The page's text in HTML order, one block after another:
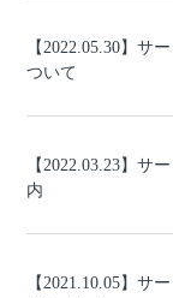
【2022.05.30】サ
ついて
【2022.03.23】サ
内
【2021.10.05】サ